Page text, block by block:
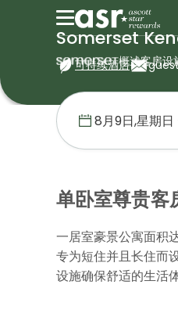
概述客房设
Somerset
可持续酒店
首页 盛捷服务公寓 印度
单卧室尊贵客
一居室豪景公寓面积
专为短住并且长住而
设施确保舒适的生活